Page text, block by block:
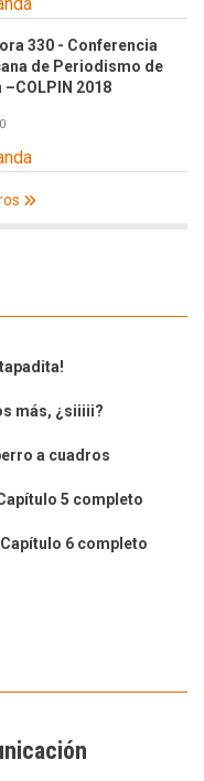
330 - Conferencia
de Periodismo de
2018
más, ¿siiiii?
a cuadros
5 completo
6 completo